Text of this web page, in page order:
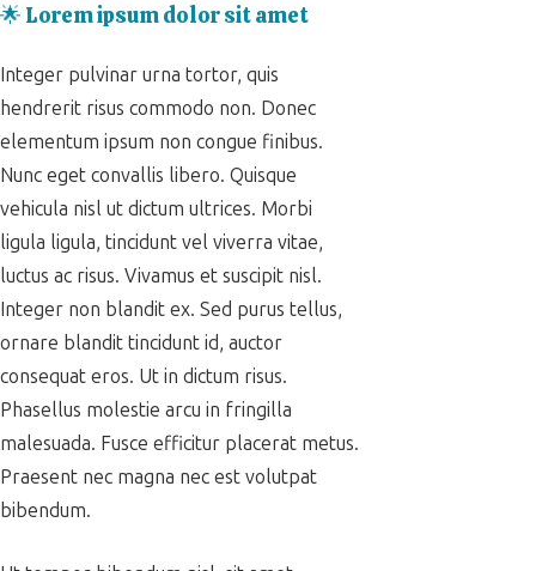
🌟 Lorem ipsum dolor sit amet
Integer pulvinar urna tortor, quis
hendrerit risus commodo non. Donec
elementum ipsum non congue finibus.
Nunc eget convallis libero. Quisque
vehicula nisl ut dictum ultrices. Morbi
ligula ligula, tincidunt vel viverra vitae,
luctus ac risus. Vivamus et suscipit nisl.
Integer non blandit ex. Sed purus tellus,
ornare blandit tincidunt id, auctor
consequat eros. Ut in dictum risus.
Phasellus molestie arcu in fringilla
malesuada. Fusce efficitur placerat metus.
Praesent nec magna nec est volutpat
bibendum.